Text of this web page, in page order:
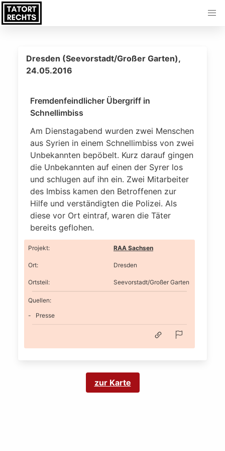
Dresden (Seevorstadt/Großer Garten),
24.05.2016
Fremdenfeindlicher Übergriff in
Schnellimbiss
Am Dienstagabend wurden zwei Menschen
aus Syrien in einem Schnellimbiss von zwei
Unbekannten bepöbelt. Kurz darauf gingen
die Unbekannten auf einen der Syrer los
und schlugen auf ihn ein. Zwei Mitarbeiter
des Imbiss kamen den Betroffenen zur
Hilfe und verständigten die Polizei. Als
diese vor Ort eintraf, waren die Täter
bereits geflohen.
Projekt: RAA Sachsen
Ort: Dresden
Ortsteil: Seevorstadt/Großer Garten
Quellen:
Presse
zur Karte